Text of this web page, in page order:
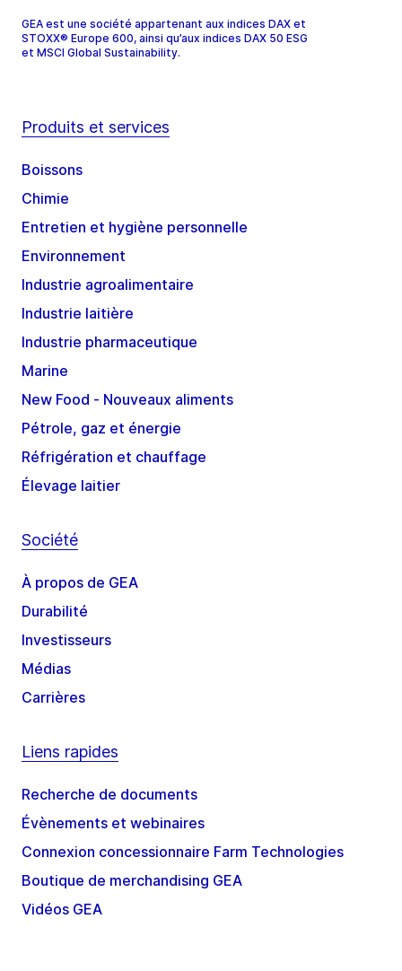
GEA est une société appartenant aux indices DAX et
STOXX® Europe 600, ainsi qu’aux indices DAX 50 ESG
et MSCI Global Sustainability.
Produits et services
Boissons
Chimie
Entretien et hygiène personnelle
Environnement
Industrie agroalimentaire
Industrie laitière
Industrie pharmaceutique
Marine
New Food - Nouveaux aliments
Pétrole, gaz et énergie
Réfrigération et chauffage
Élevage laitier
Société
À propos de GEA
Durabilité
Investisseurs
Médias
Carrières
Liens rapides
Recherche de documents
Évènements et webinaires
Connexion concessionnaire Farm Technologies
Boutique de merchandising GEA
Vidéos GEA